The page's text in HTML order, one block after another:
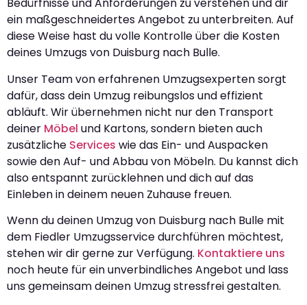
Bedürfnisse und Anforderungen zu verstehen und dir
ein maßgeschneidertes Angebot zu unterbreiten. Auf
diese Weise hast du volle Kontrolle über die Kosten
deines Umzugs von Duisburg nach Bulle.
Unser Team von erfahrenen Umzugsexperten sorgt
dafür, dass dein Umzug reibungslos und effizient
abläuft. Wir übernehmen nicht nur den Transport
deiner Möbel und Kartons, sondern bieten auch
zusätzliche Services wie das Ein- und Auspacken
sowie den Auf- und Abbau von Möbeln. Du kannst dich
also entspannt zurücklehnen und dich auf das
Einleben in deinem neuen Zuhause freuen.
Wenn du deinen Umzug von Duisburg nach Bulle mit
dem Fiedler Umzugsservice durchführen möchtest,
stehen wir dir gerne zur Verfügung. Kontaktiere uns
noch heute für ein unverbindliches Angebot und lass
uns gemeinsam deinen Umzug stressfrei gestalten.